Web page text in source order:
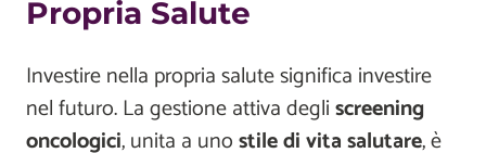
Propria Salute
Investire nella propria salute significa investire
nel futuro. La gestione attiva degliscreening
oncologici, unita a unostile di vita salutare, è